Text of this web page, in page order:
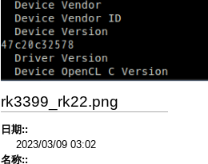
rk3399_rk22.png
日期::
2023/03/09 03:02
名称::